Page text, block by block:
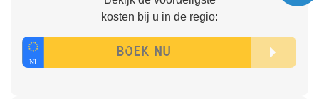
kosten bij u in de regio: